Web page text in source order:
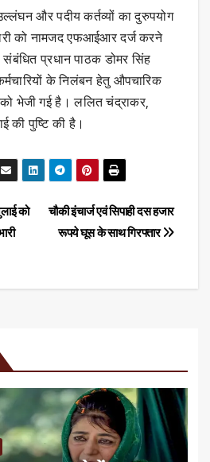
और पदीय कर्तव्यों का दुरुपयोग
को नामजद एफआईआर दर्ज करने
प्रधान पाठक डोमर सिंह
के निलंबन हेतु औपचारिक
को भेजी गई है। ललित चंद्राकर,
की पुष्टि की है।
चौकी इंचार्ज एवं सिपाही दस हजार
रूपये घूस के साथ गिरफ्तार
को